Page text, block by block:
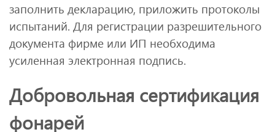
заполнить декларацию, приложить протоколы
испытаний. Для регистрации разрешительного
документа фирме или ИП необходима
усиленная электронная подпись.
Добровольная сертификация
фонарей